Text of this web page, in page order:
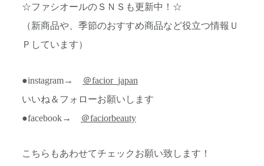
☆ファシオールのＳＮＳも更新中！☆
（新商品や、季節のおすすめ商品など役立つ情報Ｕ
Ｐしています）
●instagram→
＠facior_japan
いいね＆フォローお願いします
●facebook→
＠faciorbeauty
こちらもあわせてチェックお願い致します！